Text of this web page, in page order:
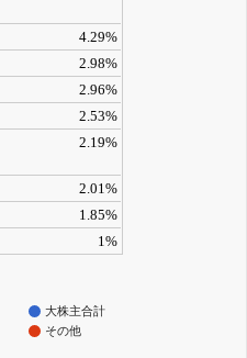
4.29%
2.98%
2.96%
2.53%
2.19%
2.01%
1.85%
1%
大株主合計
その他